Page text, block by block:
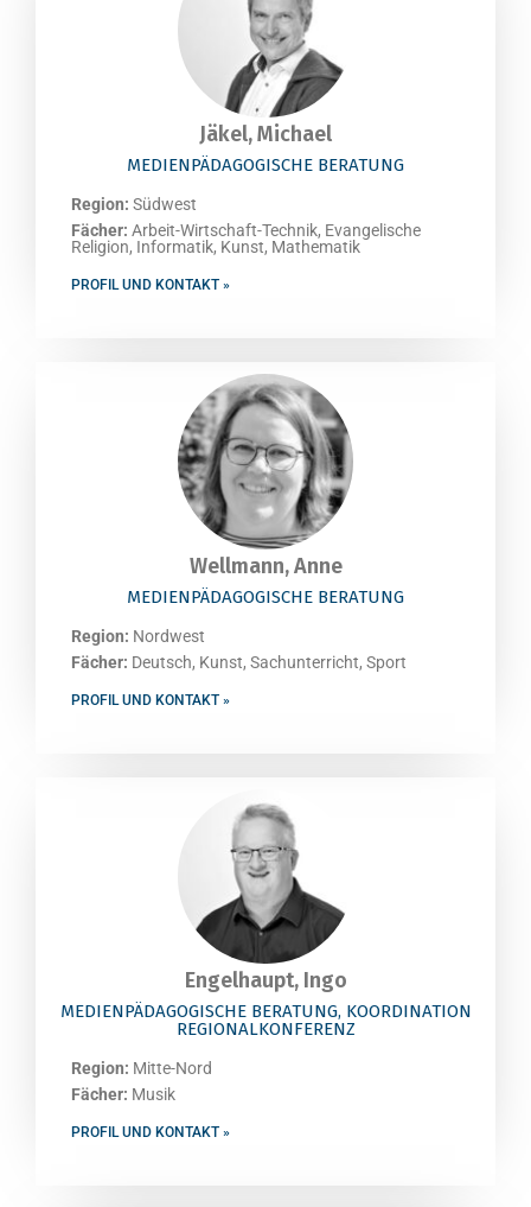
Jäkel, Michael
MEDIENPÄDAGOGISCHE BERATUNG
Region: Südwest
Fächer: Arbeit-Wirtschaft-Technik, Evangelische
Religion, Informatik, Kunst, Mathematik
PROFIL UND KONTAKT »
Wellmann, Anne
MEDIENPÄDAGOGISCHE BERATUNG
Region: Nordwest
Fächer: Deutsch, Kunst, Sachunterricht, Sport
PROFIL UND KONTAKT »
Engelhaupt, Ingo
MEDIENPÄDAGOGISCHE BERATUNG, KOORDINATION
REGIONALKONFERENZ
Region: Mitte-Nord
Fächer: Musik
PROFIL UND KONTAKT »